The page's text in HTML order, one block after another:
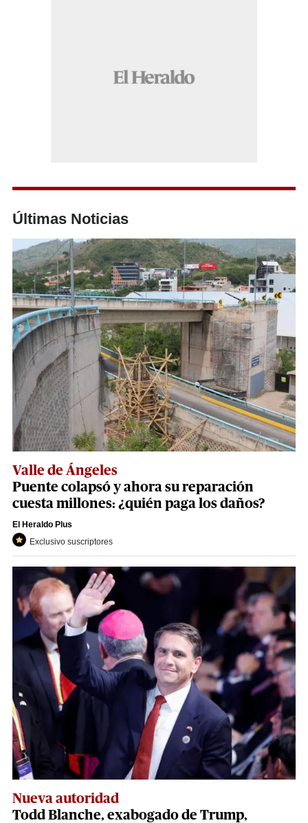
Últimas Noticias
Valle de Ángeles
Puente colapsó y ahora su reparación
cuesta millones: ¿quién paga los daños?
El Heraldo Plus
Exclusivo suscriptores
Nueva autoridad
Todd Blanche, exabogado de Trump,